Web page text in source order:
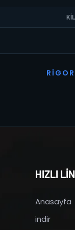
R I G O R
HIZLI
Anasayfa
indir